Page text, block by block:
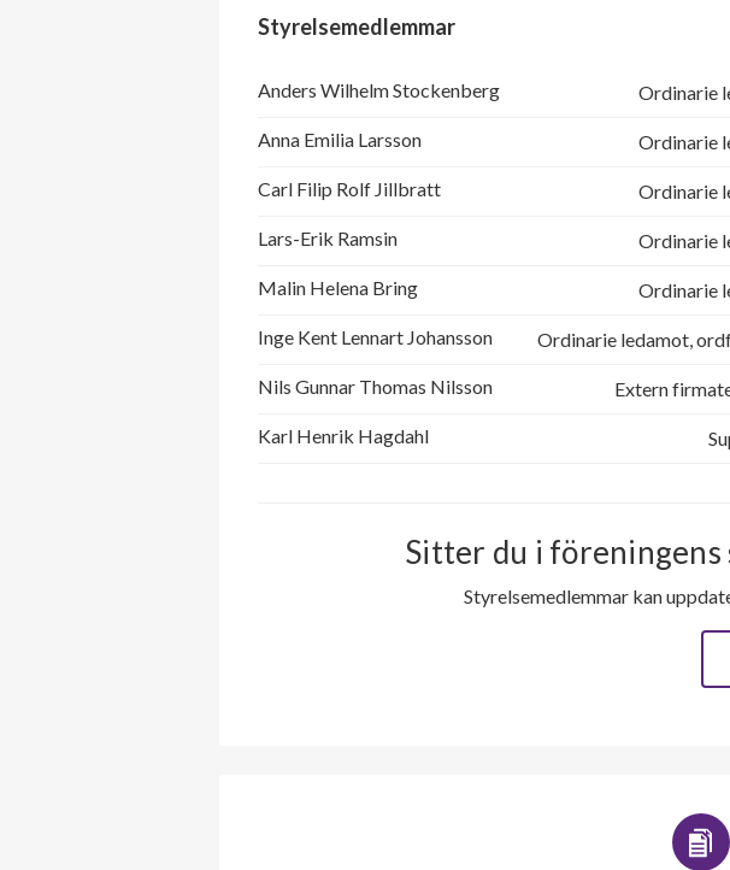
Styrelsemedlemmar
Anders Wilhelm Stockenberg Ordinarie
Anna Emilia Larsson Ordinarie
Carl Filip Rolf Jillbratt Ordinarie
Lars-Erik Ramsin Ordinarie
Malin Helena Bring Ordinarie
Inge Kent Lennart Johansson Ordinarie ledamot,
Nils Gunnar Thomas Nilsson Extern
Karl Henrik Hagdahl
Sitter du i föreningens
Styrelsemedlemmar kan